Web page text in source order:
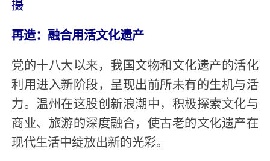
摄
再造：融合用活文化遗产
党的十八大以来，我国文物和文化遗产的活化
利用进入新阶段，呈现出前所未有的生机与活
力。温州在这股创新浪潮中，积极探索文化与
商业、旅游的深度融合，使古老的文化遗产在
现代生活中绽放出新的光彩。